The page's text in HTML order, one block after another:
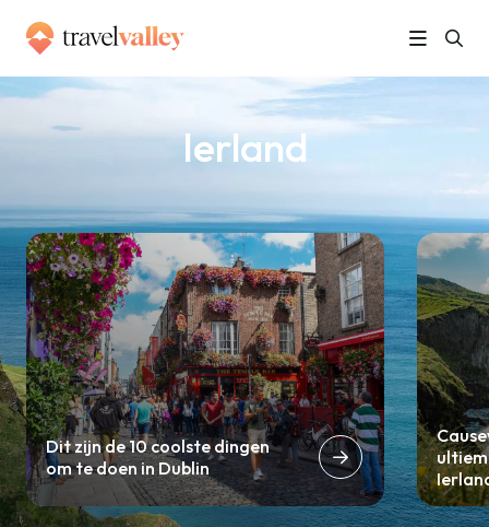
Ierland
Dit zijn de 10 coolste dingen
om te doen in Dublin